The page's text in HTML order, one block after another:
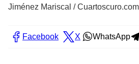
Jiménez Mariscal / Cuartoscuro.com
Facebook X WhatsApp